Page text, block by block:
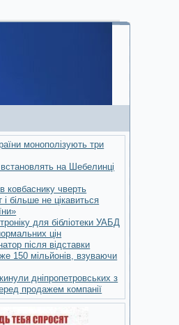
монополізують три
встановлять на Шебелинці
ковбаснику чверть
і більше не цікавиться
для бібліотеки УАБД
цін
після відставки
150 мільйонів, взуваючи
дніпропетровських з
продажем компанії